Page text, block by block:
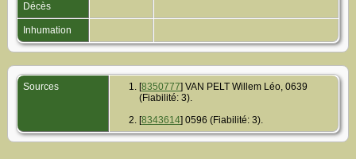
Décès
Inhumation
Sources [8350777] VAN PELT Willem Léo, 0639
(Fiabilité: 3).
[8343614] 0596 (Fiabilité: 3).